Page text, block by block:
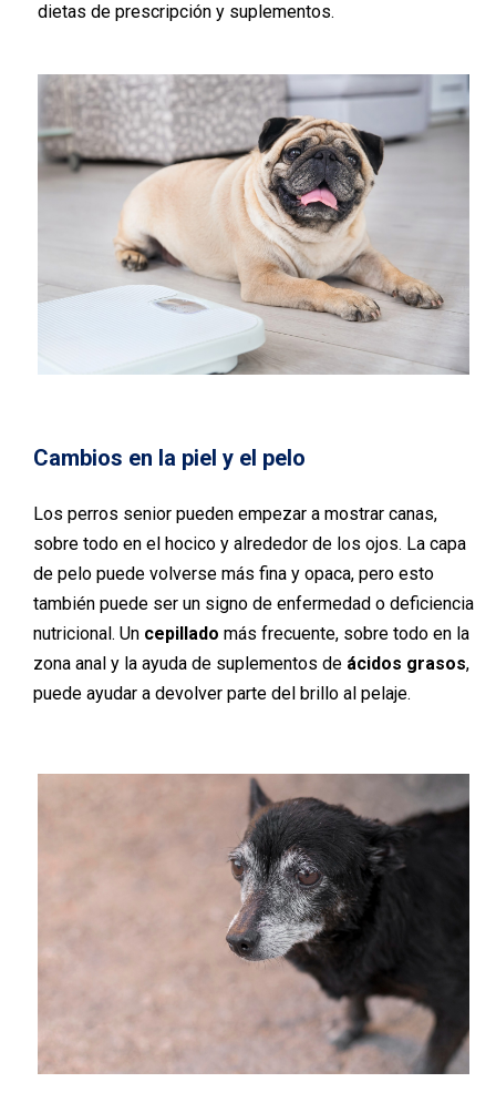
dietas de prescripción y suplementos.
Cambios en la piel y el pelo
Los perros senior pueden empezar a mostrar canas,
sobre todo en el hocico y alrededor de los ojos. La capa
de pelo puede volverse más fina y opaca, pero esto
también puede ser un signo de enfermedad o deficiencia
nutricional. Un cepillado más frecuente, sobre todo en la
zona anal y la ayuda de suplementos de ácidos grasos,
puede ayudar a devolver parte del brillo al pelaje.